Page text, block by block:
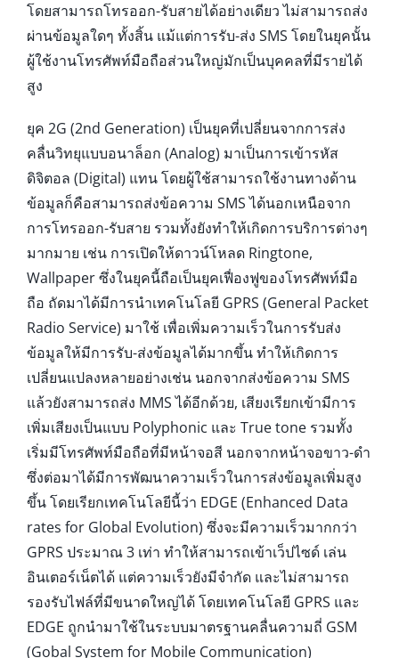
โดยสามารถโทรออก-รับสายได้อย่างเดียว ไม่สามารถส่ง
ผ่านข้อมูลใดๆ ทั้งสิ้น แม้แต่การรับ-ส่ง SMS โดยในยุคนั้น
ผู้ใช้งานโทรศัพท์มือถือส่วนใหญ่มักเป็นบุคคลที่มีรายได้
สูง
ยุค 2G (2nd Generation) เป็นยุคที่เปลี่ยนจากการส่ง
คลื่นวิทยุแบบอนาล็อก (Analog) มาเป็นการเข้ารหัส
ดิจิตอล (Digital) แทน โดยผู้ใช้สามารถใช้งานทางด้าน
ข้อมูลก็คือสามารถส่งข้อความ SMS ได้นอกเหนือจาก
การโทรออก-รับสาย รวมทั้งยังทำให้เกิดการบริการต่างๆ
มากมาย เช่น การเปิดให้ดาวน์โหลด Ringtone,
Wallpaper ซึ่งในยุคนี้ถือเป็นยุคเฟื่องฟูของโทรศัพท์มือ
ถือ ถัดมาได้มีการนำเทคโนโลยี GPRS (General Packet
Radio Service) มาใช้ เพื่อเพิ่มความเร็วในการรับส่ง
ข้อมูลให้มีการรับ-ส่งข้อมูลได้มากขึ้น ทำให้เกิดการ
เปลี่ยนแปลงหลายอย่างเช่น นอกจากส่งข้อความ SMS
แล้วยังสามารถส่ง MMS ได้อีกด้วย, เสียงเรียกเข้ามีการ
เพิ่มเสียงเป็นแบบ Polyphonic และ True tone รวมทั้ง
เริ่มมีโทรศัพท์มือถือที่มีหน้าจอสี นอกจากหน้าจอขาว-ดำ
ซึ่งต่อมาได้มีการพัฒนาความเร็วในการส่งข้อมูลเพิ่มสูง
ขึ้น โดยเรียกเทคโนโลยีนี้ว่า EDGE (Enhanced Data
rates for Global Evolution) ซึ่งจะมีความเร็วมากกว่า
GPRS ประมาณ 3 เท่า ทำให้สามารถเข้าเว็ปไซด์ เล่น
อินเตอร์เน็ตได้ แต่ความเร็วยังมีจำกัด และไม่สามารถ
รองรับไฟล์ที่มีขนาดใหญ่ได้ โดยเทคโนโลยี GPRS และ
EDGE ถูกนำมาใช้ในระบบมาตรฐานคลื่นความถี่ GSM
(Gobal System for Mobile Communication)